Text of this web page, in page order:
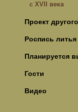
с XVII века
Проект
Роспись литья
Планируется
Гости
Видео